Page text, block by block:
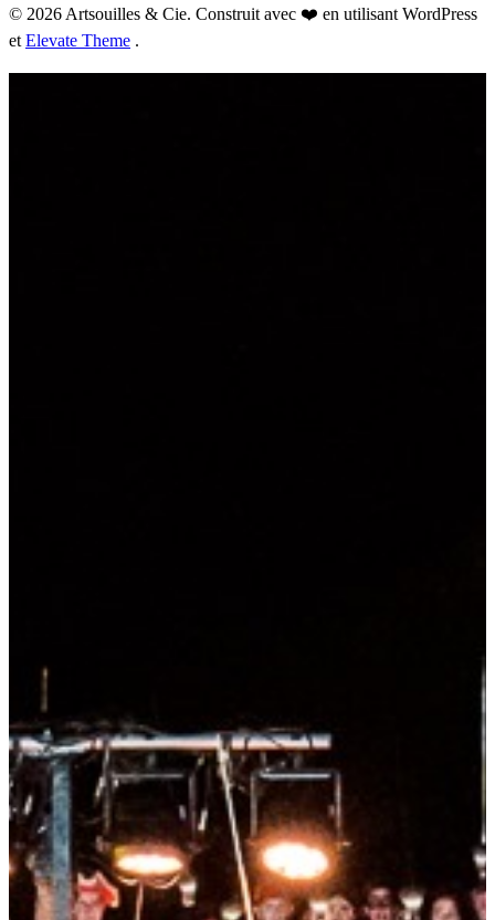
© 2026 Artsouilles & Cie. Construit avec ❤️ en utilisant WordPress
et Elevate Theme .